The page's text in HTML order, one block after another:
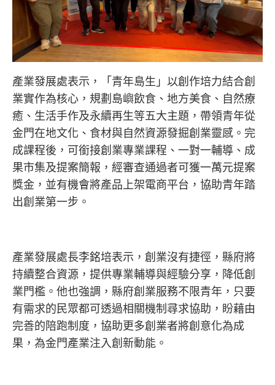
產業發展處表示，「青年島生」以創作培力結合創
業實作為核心，規劃島嶼飲食、地方美食、自然療
癒、生活手作及永續再生等五大主題，帶領青年從
金門在地文化、食材與自然資源發掘創業靈感。完
成課程後，可銜接創業專業課程、一對一輔導、成
果市集及提案簡報，經審查通過者可獲一萬元提案
獎金，並有機會將產品上架電商平台，協助青年踏
出創業第一步。
產業發展處長李銘培表示，創業沒有捷徑，縣府將
持續整合資源，提供專業輔導與經驗分享，降低創
業門檻。他也強調，縣府創業服務不限青年，只要
有需求的民眾都可透過相關機制尋求協助，盼藉由
完善的陪跑制度，協助更多創業者將創意化為成
果，為金門產業注入創新動能。